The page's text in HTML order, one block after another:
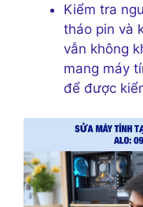
Kiểm tra
tháo pin và
vẫn không
mang máy
để được